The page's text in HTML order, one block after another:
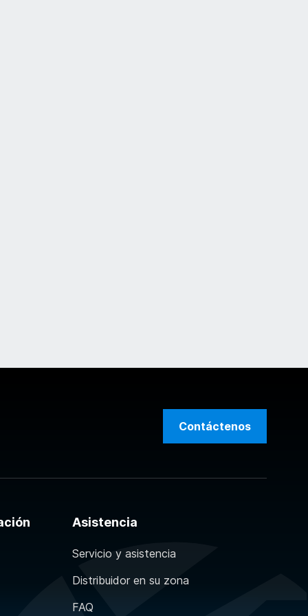
Contáctenos
Asistencia
Servicio y asistencia
Distribuidor en su zona
FAQ